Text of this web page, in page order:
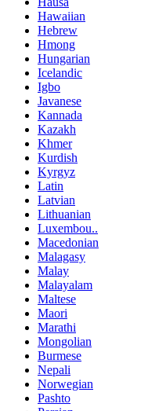
Hawaiian
Hebrew
Hmong
Hungarian
Icelandic
Igbo
Javanese
Kannada
Kazakh
Khmer
Kurdish
Kyrgyz
Latin
Latvian
Lithuanian
Luxembou..
Macedonian
Malagasy
Malay
Malayalam
Maltese
Maori
Marathi
Mongolian
Burmese
Nepali
Norwegian
Pashto